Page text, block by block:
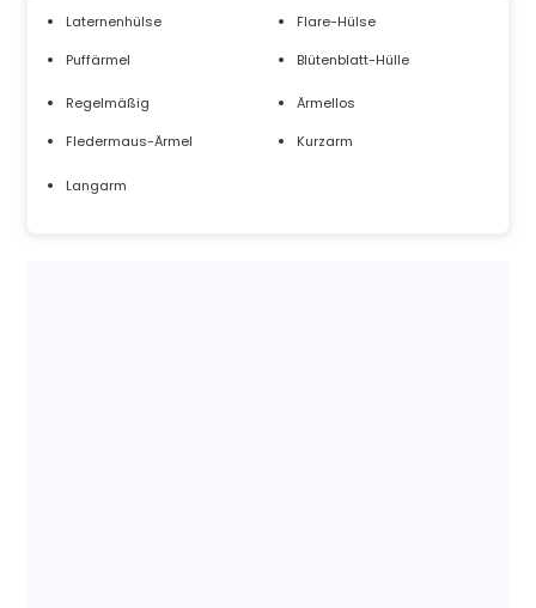
Laternenhülse
Puffärmel
Flare-Hülse
Blütenblatt-Hülle
Regelmäßig
Fledermaus-Ärmel
Ärmellos
Kurzarm
Langarm